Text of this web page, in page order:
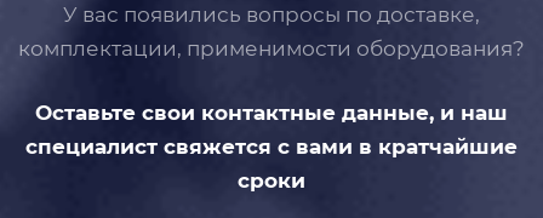
У вас появились вопросы по доставке,
комплектации, применимости оборудования?
Оставьте свои контактные данные, и наш
специалист свяжется с вами в кратчайшие
сроки